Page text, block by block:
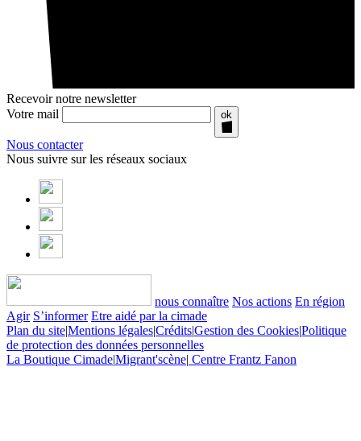
Recevoir notre newsletter
Votre mail
ok
Nous contacter
Nous suivre sur les réseaux sociaux
nous connaître Nos actions En région
Agir S’informer Etre aidé par la cimade
Plan du site|Mentions légales|Crédits|Gestion des Cookies|Politique
de protection des données personnelles
La Boutique Cimade|Migrant'scène| Centre Frantz Fanon